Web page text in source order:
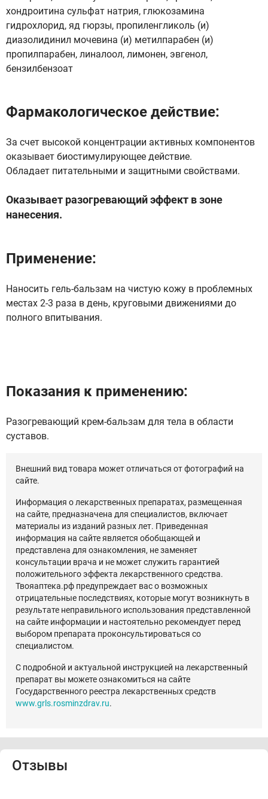
хондроитина сульфат натрия, глюкозамина
гидрохлорид, яд гюрзы, пропиленгликоль (и)
диазолидинил мочевина (и) метилпарабен (и)
пропилпарабен, линалоол, лимонен, эвгенол,
бензилбензоат
Фармакологическое действие:
За счет высокой концентрации активных компонентов
оказывает биостимулирующее действие.
Обладает питательными и защитными свойствами.
Оказывает разогревающий эффект в зоне
нанесения.
Применение:
Наносить гель-бальзам на чистую кожу в проблемных
местах 2-3 раза в день, круговыми движениями до
полного впитывания.
Показания к применению:
Разогревающий крем-бальзам для тела в области
суставов.
Внешний вид товара может отличаться от фотографий на
сайте.
Информация о лекарственных препаратах, размещенная
на сайте, предназначена для специалистов, включает
материалы из изданий разных лет. Приведенная
информация на сайте является обобщающей и
представлена для ознакомления, не заменяет
консультации врача и не может служить гарантией
положительного эффекта лекарственного средства.
Твояаптека.рф предупреждает вас о возможных
отрицательные последствиях, которые могут возникнуть в
результате неправильного использования представленной
на сайте информации и настоятельно рекомендует перед
выбором препарата проконсультироваться со
специалистом.
С подробной и актуальной инструкцией на лекарственный
препарат вы можете ознакомиться на сайте
Государственного реестра лекарственных средств
www.grls.rosminzdrav.ru.
Отзывы